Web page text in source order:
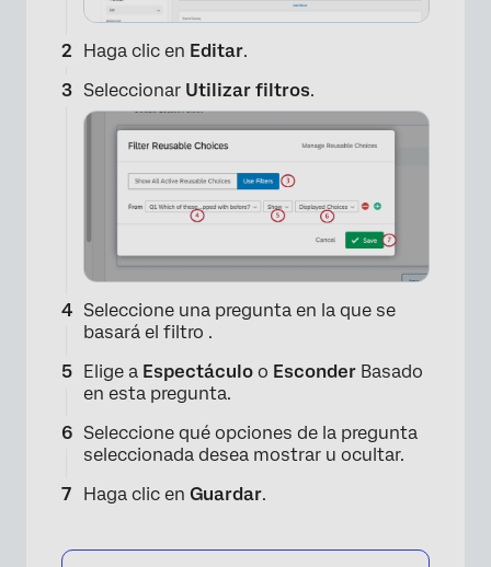
Haga clic en Editar.
Seleccionar Utilizar filtros.
Seleccione una pregunta en la que se
basará el filtro .
Elige a Espectáculo o Esconder Basado
en esta pregunta.
Seleccione qué opciones de la pregunta
seleccionada desea mostrar u ocultar.
Haga clic en Guardar.